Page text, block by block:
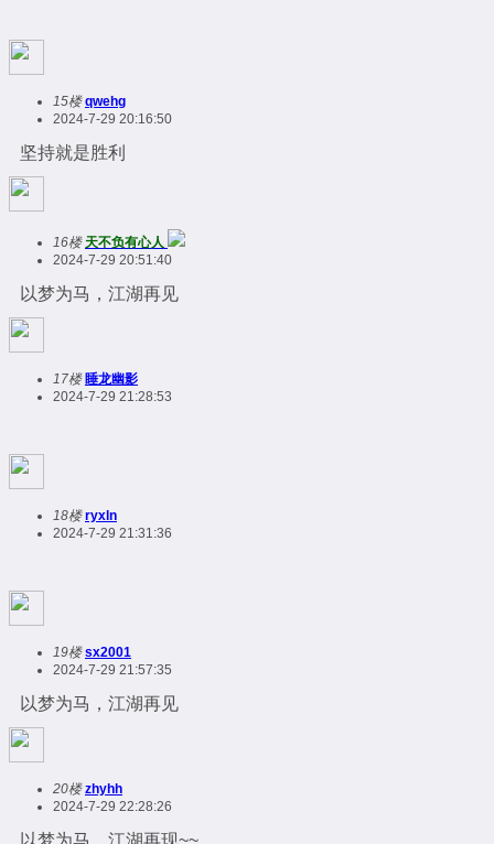
15楼 qwehg
2024-7-29 20:16:50
坚持就是胜利
16楼 天不负有心人
2024-7-29 20:51:40
以梦为马，江湖再见
17楼 睡龙幽影
2024-7-29 21:28:53
18楼 ryxln
2024-7-29 21:31:36
19楼 sx2001
2024-7-29 21:57:35
以梦为马，江湖再见
20楼 zhyhh
2024-7-29 22:28:26
以梦为马，江湖再现~~